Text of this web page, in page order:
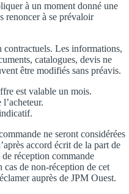
à un moment donné une
renoncer à se prévaloir
contractuels. Les informations,
catalogues, devis ne
être modifiés sans préavis.
est valable un mois.
ne seront considérées
accord écrit de la part de
réception commande
de non-réception de cet
auprès de JPM Ouest.